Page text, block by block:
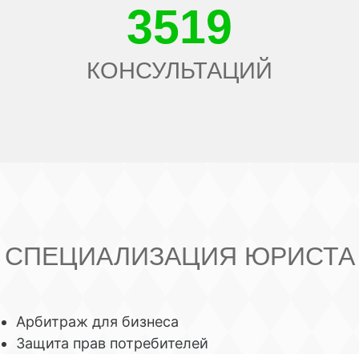
3519
КОНСУЛЬТАЦИЙ
СПЕЦИАЛИЗАЦИЯ ЮРИСТА
Арбитраж для бизнеса
Защита прав потребителей